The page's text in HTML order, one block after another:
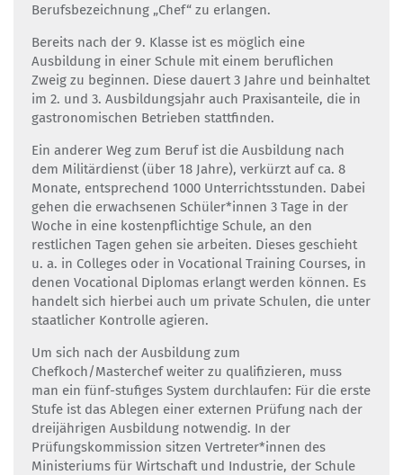
Berufsbezeichnung „Chef“ zu erlangen.
Bereits nach der 9. Klasse ist es möglich eine
Ausbildung in einer Schule mit einem beruflichen
Zweig zu beginnen. Diese dauert 3 Jahre und beinhaltet
im 2. und 3. Ausbildungsjahr auch Praxisanteile, die in
gastronomischen Betrieben stattfinden.
Ein anderer Weg zum Beruf ist die Ausbildung nach
dem Militärdienst (über 18 Jahre), verkürzt auf ca. 8
Monate, entsprechend 1000 Unterrichtsstunden. Dabei
gehen die erwachsenen Schüler*innen 3 Tage in der
Woche in eine kostenpflichtige Schule, an den
restlichen Tagen gehen sie arbeiten. Dieses geschieht
u. a. in Colleges oder in Vocational Training Courses, in
denen Vocational Diplomas erlangt werden können. Es
handelt sich hierbei auch um private Schulen, die unter
staatlicher Kontrolle agieren.
Um sich nach der Ausbildung zum
Chefkoch/Masterchef weiter zu qualifizieren, muss
man ein fünf-stufiges System durchlaufen: Für die erste
Stufe ist das Ablegen einer externen Prüfung nach der
dreijährigen Ausbildung notwendig. In der
Prüfungskommission sitzen Vertreter*innen des
Ministeriums für Wirtschaft und Industrie, der Schule